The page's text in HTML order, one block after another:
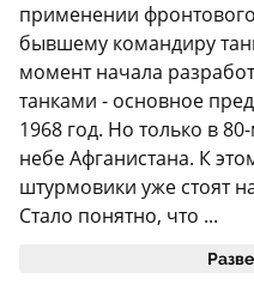
применении
бывшему командиру
момент начала
танками - основное
1968 год. Но только в
небе Афганистана. К
штурмовики уже стоят
Стало понятно, что ...